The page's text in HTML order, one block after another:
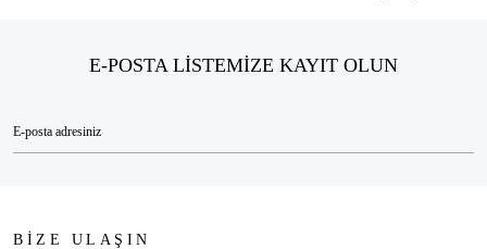
E-POSTA LİSTEMİZE KAYIT OLUN
BİZE ULAŞIN